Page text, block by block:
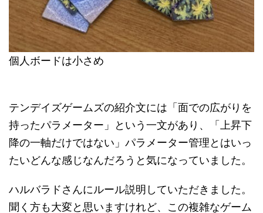
個人ボードは小さめ
テンデイズゲームズの紹介文には「面での広がりを
持ったパラメーター」という一文があり、「上昇下
降の一軸だけではない」パラメーター管理とはいっ
たいどんな感じなんだろうと気になっていました。
ハルバラドさんにルール説明していただきました。
聞く方も大変と思いますけれど、この複雑なゲーム